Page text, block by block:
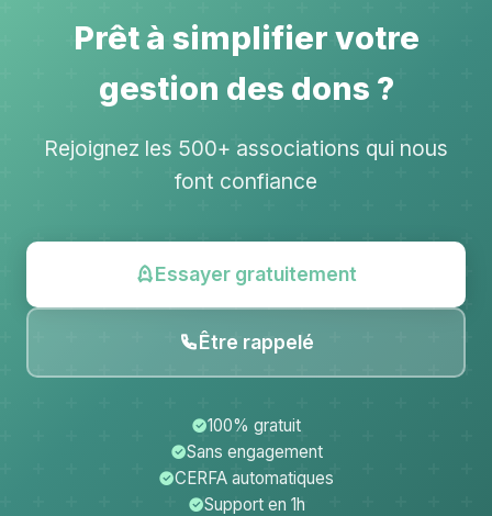
Prêt à simplifier votre
gestion des dons ?
Rejoignez les 500+ associations qui nous
font confiance
Essayer gratuitement
Être rappelé
100% gratuit
Sans engagement
CERFA automatiques
Support en 1h